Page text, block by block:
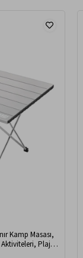
Kamp Masası,
Aktiviteleri, Plaj